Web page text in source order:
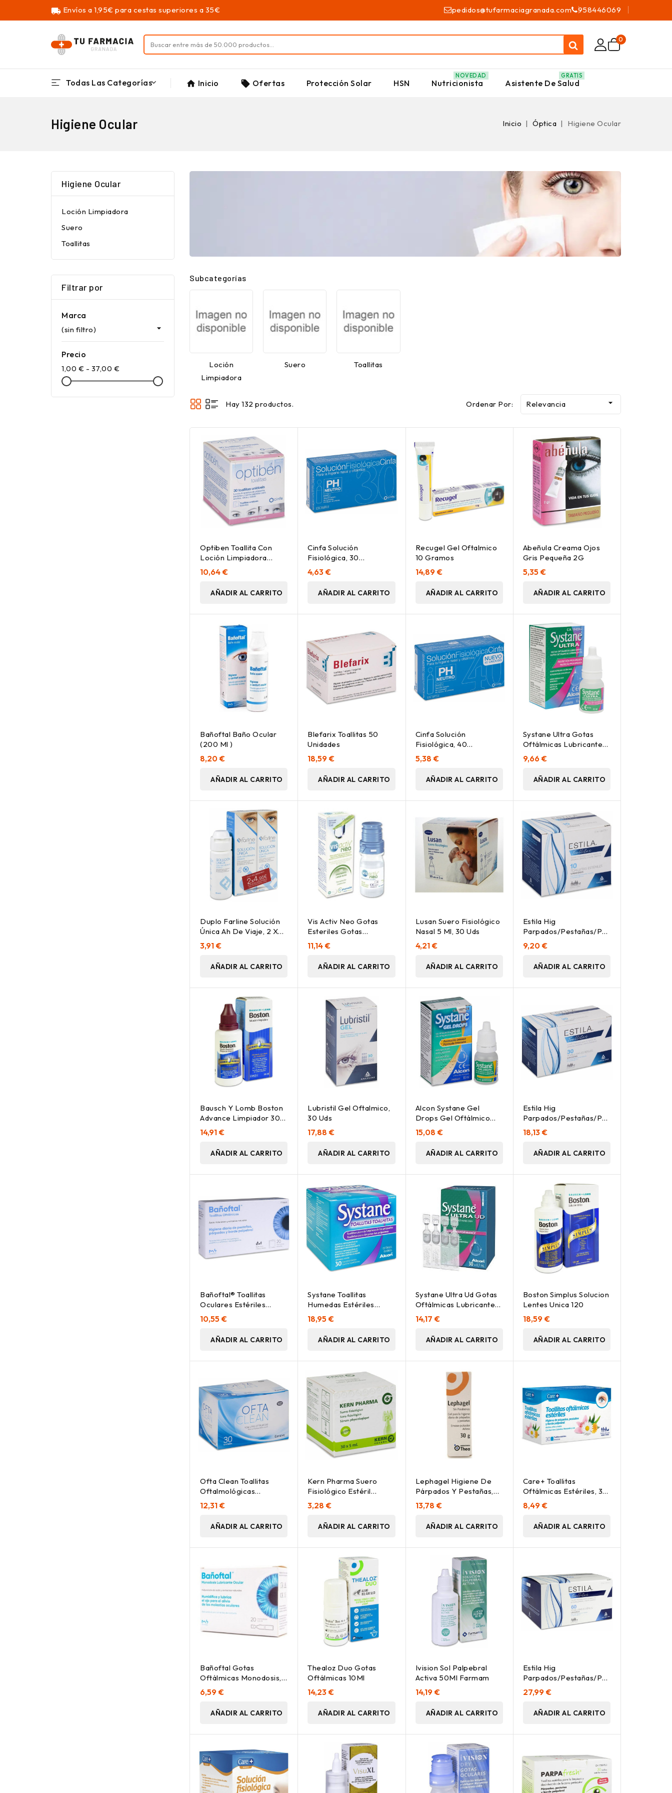
local_shipping Envíos a 1,95€ para cestas superiores a 35€ pedidos@tufarmaciagranada.com 958446069
0
Todas Las Categorías home Inicio local_offer Ofertas Protección Solar HSN Nutricionista
NOVEDAD
Asistente De Salud
GRATIS
Higiene Ocular Inicio Óptica Higiene Ocular
Higiene Ocular
Loción Limpiadora
Suero
Toallitas
Filtrar por
Marca
(sin filtro) 
Precio
1,00 € - 37,00 €
Subcategorías
Loción
Limpiadora
Suero Toallitas
Hay 132 productos. Ordenar Por: Relevancia 
Optiben Toallita Con
Loción Limpiadora
Higiene, 30 Uds
10,64 €
AÑADIR AL CARRITO
Cinfa Solución
Fisiológica, 30
Monodosis
4,63 €
AÑADIR AL CARRITO
Recugel Gel Oftalmico
10 Gramos
14,89 €
AÑADIR AL CARRITO
Abeñula Creama Ojos
Gris Pequeña 2G
5,35 €
AÑADIR AL CARRITO
Bañoftal Baño Ocular
(200 Ml )
8,20 €
AÑADIR AL CARRITO
Blefarix Toallitas 50
Unidades
18,59 €
AÑADIR AL CARRITO
Cinfa Solución
Fisiológica, 40
Monodosis
5,38 €
AÑADIR AL CARRITO
Systane Ultra Gotas
Oftálmicas Lubricantes,
10 Ml
9,66 €
AÑADIR AL CARRITO
Duplo Farline Solución
Única Ah De Viaje, 2 X
60 Ml
3,91 €
AÑADIR AL CARRITO
Vis Activ Neo Gotas
Esteriles Gotas
Oculares Humectantes
10 Ml
11,14 €
AÑADIR AL CARRITO
Lusan Suero Fisiológico
Nasal 5 Ml, 30 Uds
4,21 €
AÑADIR AL CARRITO
Estila Hig
Parpados/Pestañas/Palpebral
10Toallitas
9,20 €
AÑADIR AL CARRITO
Bausch Y Lomb Boston
Advance Limpiador 30
Ml
14,91 €
AÑADIR AL CARRITO
Lubristil Gel Oftalmico,
30 Uds
17,88 €
AÑADIR AL CARRITO
Alcon Systane Gel
Drops Gel Oftálmico
Lubricante 10Ml
15,08 €
AÑADIR AL CARRITO
Estila Hig
Parpados/Pestañas/Palpebral
30Toallitas
18,13 €
AÑADIR AL CARRITO
Bañoftal® Toallitas
Oculares Estériles
20Uds
10,55 €
AÑADIR AL CARRITO
Systane Toallitas
Humedas Estériles
Limpieza Palpebral, 30
Uds
18,95 €
AÑADIR AL CARRITO
Systane Ultra Ud Gotas
Oftálmicas Lubricantes,
30 Uds
14,17 €
AÑADIR AL CARRITO
Boston Simplus Solucion
Lentes Unica 120
18,59 €
AÑADIR AL CARRITO
Ofta Clean Toallitas
Oftalmológicas
Estériles 30 Unidades
12,31 €
AÑADIR AL CARRITO
Kern Pharma Suero
Fisiológico Estéril
Monodosis 5Ml X 30Uds
3,28 €
AÑADIR AL CARRITO
Lephagel Higiene De
Párpados Y Pestañas,
30 G
13,78 €
AÑADIR AL CARRITO
Care+ Toallitas
Oftálmicas Estériles, 30
Uds
8,49 €
AÑADIR AL CARRITO
Bañoftal Gotas
Oftálmicas Monodosis,
20 Uds
6,59 €
AÑADIR AL CARRITO
Thealoz Duo Gotas
Oftálmicas 10Ml
14,23 €
AÑADIR AL CARRITO
Ivision Sol Palpebral
Activa 50Ml Farmam
14,19 €
AÑADIR AL CARRITO
Estila Hig
Parpados/Pestañas/Palpebral
60Toallitas
27,99 €
AÑADIR AL CARRITO